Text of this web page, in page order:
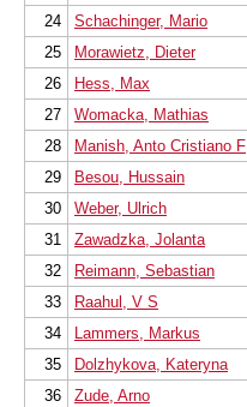
24
Schachinger, Mario
25
Morawietz, Dieter
26
Hess, Max
27
Womacka, Mathias
28
Manish, Anto Cristiano F
29
Besou, Hussain
30
Weber, Ulrich
31
Zawadzka, Jolanta
32
Reimann, Sebastian
33
Raahul, V S
34
Lammers, Markus
35
Dolzhykova, Kateryna
36
Zude, Arno